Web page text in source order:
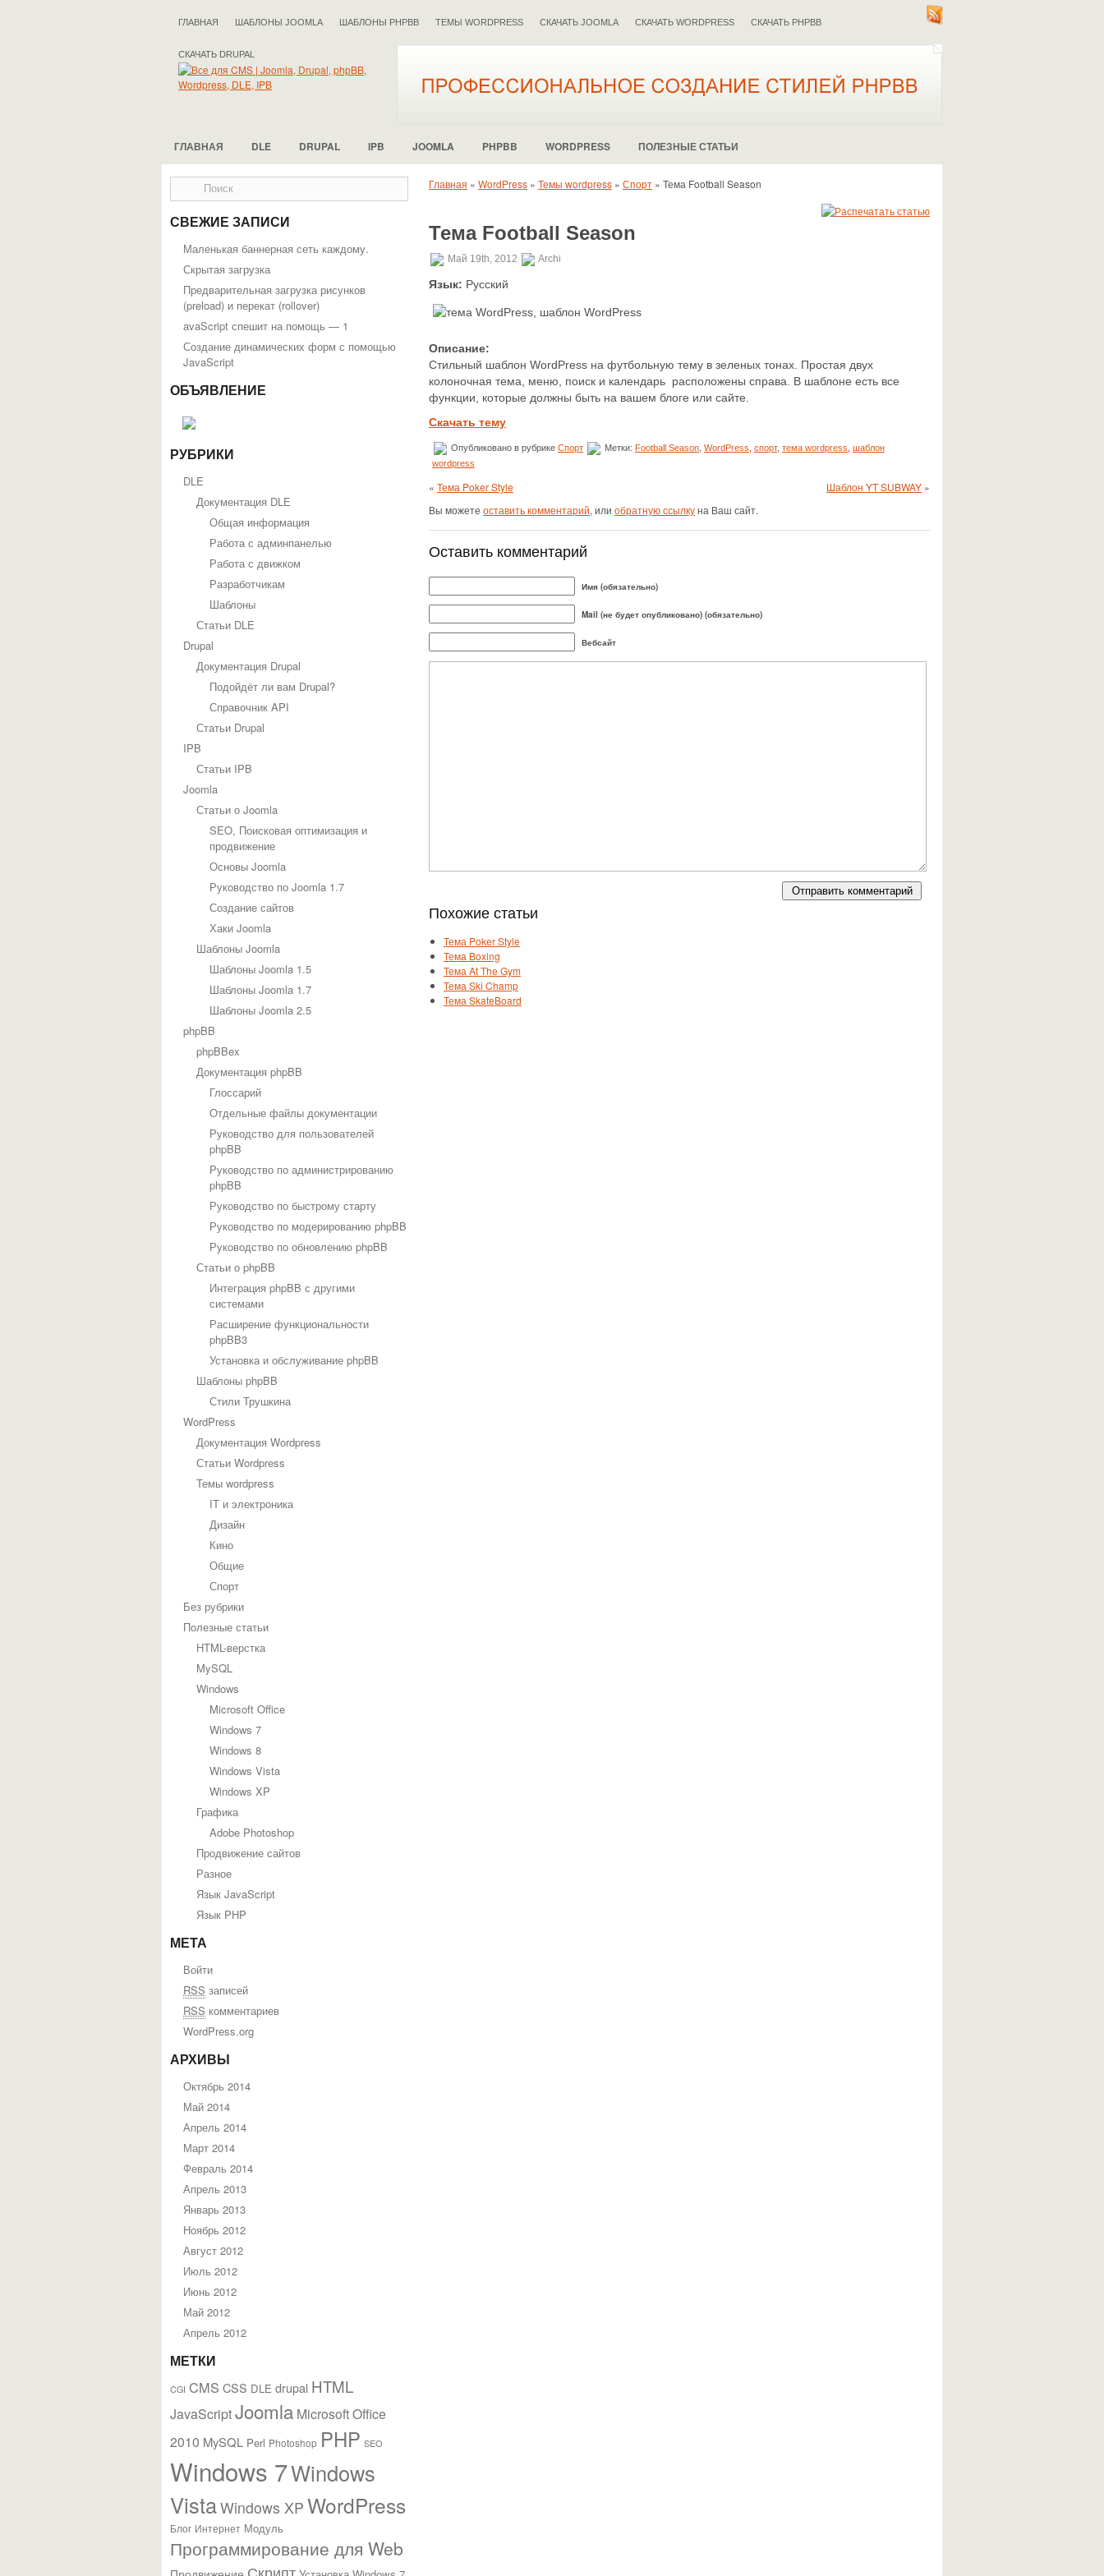
ГЛАВНАЯ ШАБЛОНЫ JOOMLA ШАБЛОНЫ PHPBB ТЕМЫ WORDPRESS СКАЧАТЬ JOOMLA СКАЧАТЬ WORDPRESS СКАЧАТЬ PHPBB
СКАЧАТЬ DRUPAL
ГЛАВНАЯ DLE DRUPAL IPB JOOMLA PHPBB WORDPRESS ПОЛЕЗНЫЕ СТАТЬИ
СВЕЖИЕ ЗАПИСИ
Маленькая баннерная сеть каждому.
Скрытая загрузка
Предварительная загрузка рисунков
(preload) и перекат (rollover)
avaScript спешит на помощь — 1
Создание динамических форм с помощью
JavaScript
ОБЪЯВЛЕНИЕ
РУБРИКИ
DLE
Документация DLE
Общая информация
Работа с админпанелью
Работа с движком
Разработчикам
Шаблоны
Статьи DLE
Drupal
Документация Drupal
Подойдёт ли вам Drupal?
Справочник API
Статьи Drupal
IPB
Статьи IPB
Joomla
Статьи о Joomla
SEO, Поисковая оптимизация и
продвижение
Основы Joomla
Руководство по Joomla 1.7
Создание сайтов
Хаки Joomla
Шаблоны Joomla
Шаблоны Joomla 1.5
Шаблоны Joomla 1.7
Шаблоны Joomla 2.5
phpBB
phpBBex
Документация phpBB
Глоссарий
Отдельные файлы документации
Руководство для пользователей
phpBB
Руководство по администрированию
phpBB
Руководство по быстрому старту
Руководство по модерированию phpBB
Руководство по обновлению phpBB
Статьи о phpBB
Интеграция phpBB с другими
системами
Расширение функциональности
phpBB3
Установка и обслуживание phpBB
Шаблоны phpBB
Стили Трушкина
WordPress
Документация Wordpress
Статьи Wordpress
Темы wordpress
IT и электроника
Дизайн
Кино
Общие
Спорт
Без рубрики
Полезные статьи
HTML-верстка
MySQL
Windows
Microsoft Office
Windows 7
Windows 8
Windows Vista
Windows XP
Графика
Adobe Photoshop
Продвижение сайтов
Разное
Язык JavaScript
Язык PHP
МЕТА
Войти
RSS записей
RSS комментариев
WordPress.org
АРХИВЫ
Октябрь 2014
Май 2014
Апрель 2014
Март 2014
Февраль 2014
Апрель 2013
Январь 2013
Ноябрь 2012
Август 2012
Июль 2012
Июнь 2012
Май 2012
Апрель 2012
МЕТКИ
CGI CMS CSS DLE drupal HTML
JavaScriptJoomla Microsoft Office
2010 MySQL Perl Photoshop PHP SEO
Windows 7Windows
VistaWindows XP WordPress
Блог Интернет Модуль
Программирование для Web
Главная » WordPress » Темы wordpress » Спорт » Тема Football Season
Тема Football Season
Май 19th, 2012 Archi
Язык: Русский
Описание:
Стильный шаблон WordPress на футбольную тему в зеленых тонах. Простая двух
колоночная тема, меню, поиск и календарь расположены справа. В шаблоне есть все
функции, которые должны быть на вашем блоге или сайте.
Скачать тему
Опубликовано в рубрике Спорт Метки: Football Season WordPress спорт, тема wordpress шаблон
wordpress
« Тема Poker Style Шаблон YT SUBWAY »
Вы можете оставить комментарий, или обратную ссылкуна Ваш сайт.
Оставить комментарий
Имя (обязательно)
Mail (не будет опубликовано) (обязательно)
Вебсайт
Похожие статьи
Тема Poker Style
Тема Boxing
Тема At The Gym
Тема Ski Champ
Тема SkateBoard